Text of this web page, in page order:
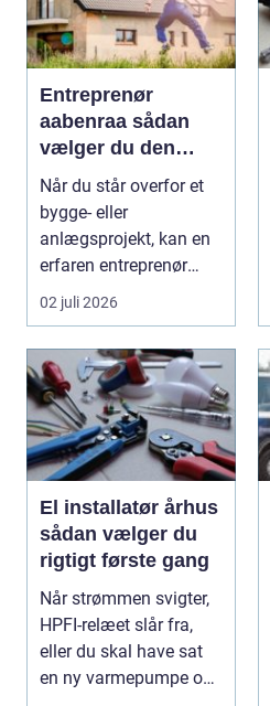
Entreprenør
aabenraa sådan
vælger du den
rette til dit projekt
Når du står overfor et
bygge- eller
anlægsprojekt, kan en
erfaren entreprenør
Aabenraa være
forskell...
02 juli 2026
El installatør århus
sådan vælger du
rigtigt første gang
Når strømmen svigter,
HPFI-relæet slår fra,
eller du skal have sat
en ny varmepumpe op,